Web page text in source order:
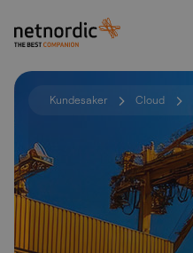
NetNordic Norway
Kundesaker Cloud